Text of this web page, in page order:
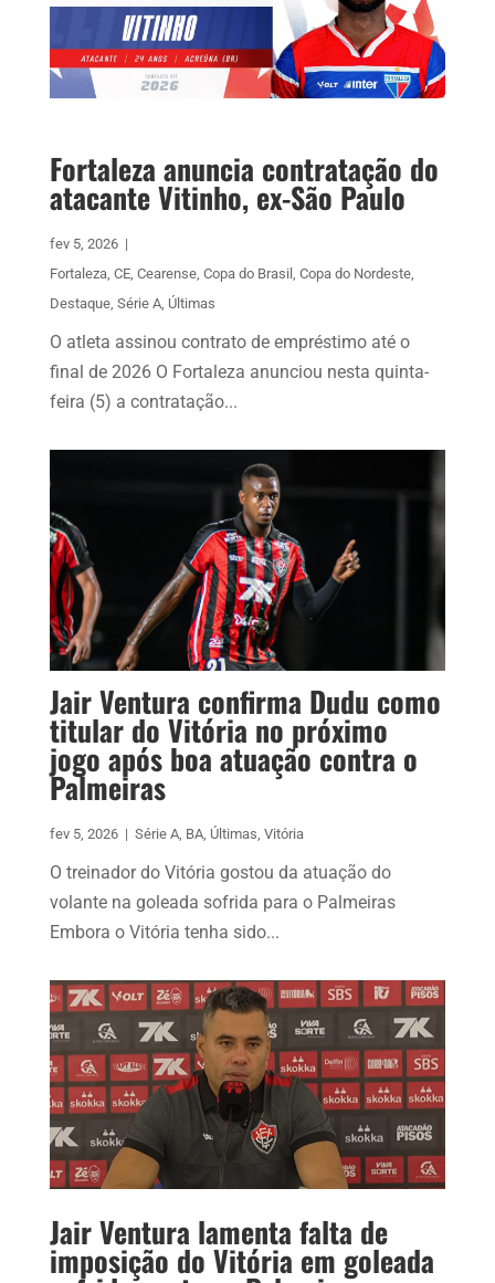
Fortaleza anuncia contratação do
atacante Vitinho, ex-São Paulo
fev 5, 2026 |
Fortaleza, CE, Cearense, Copa do Brasil , Copa do Nordeste,
Destaque, Série A, Últimas
O atleta assinou contrato de empréstimo até o
final de 2026 O Fortaleza anunciou nesta quinta-
feira (5) a contratação...
Jair Ventura confirma Dudu como
titular do Vitória no próximo
jogo após boa atuação contra o
Palmeiras
fev 5, 2026 | Série A, BA, Últimas, Vitória
O treinador do Vitória gostou da atuação do
volante na goleada sofrida para o Palmeiras
Embora o Vitória tenha sido...
Jair Ventura lamenta falta de
imposição do Vitória em goleada